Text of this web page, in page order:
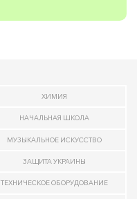
ХИМИЯ
НАЧАЛЬНАЯ ШКОЛА
МУЗЫКАЛЬНОЕ ИСКУССТВО
ЗАЩИТА УКРАИНЫ
ТЕХНИЧЕСКОЕ ОБОРУДОВАНИЕ